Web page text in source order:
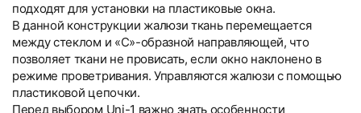
подходят для установки на пластиковые окна.
В данной конструкции жалюзи ткань перемещается
между стеклом и «С»-образной направляющей, что
позволяет ткани не провисать, если окно наклонено в
режиме проветривания. Управляются жалюзи с помощью
пластиковой цепочки.
Перед выбором Uni-1 важно знать особенности